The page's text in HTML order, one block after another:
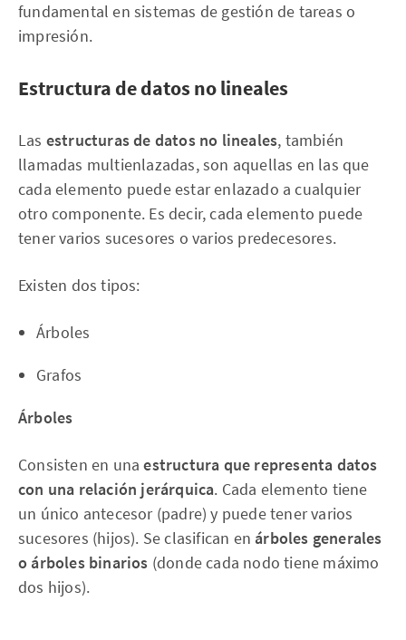
fundamental en sistemas de gestión de tareas o
impresión.
Estructura de datos no lineales
Las estructuras de datos no lineales, también
llamadas multienlazadas, son aquellas en las que
cada elemento puede estar enlazado a cualquier
otro componente. Es decir, cada elemento puede
tener varios sucesores o varios predecesores.
Existen dos tipos:
Árboles
Grafos
Árboles
Consisten en unaestructura que representa datos
con una relación jerárquica. Cada elemento tiene
un único antecesor (padre) y puede tener varios
sucesores (hijos). Se clasifican en árboles generales
o árboles binarios (donde cada nodo tiene máximo
dos hijos).